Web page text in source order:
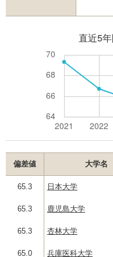
偏差値 大学名
65.3 日本大学
65.3 鹿児島大学
65.3 杏林大学
65.0 兵庫医科大学